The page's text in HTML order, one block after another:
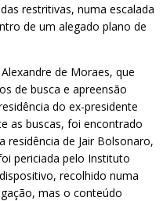
restritivas, numa escalada
de um alegado plano de
de Moraes, que
de busca e apreensão
do ex-presidente
as buscas, foi encontrado
residência de Jair Bolsonaro,
periciada pelo Instituto
recolhido numa
mas o conteúdo